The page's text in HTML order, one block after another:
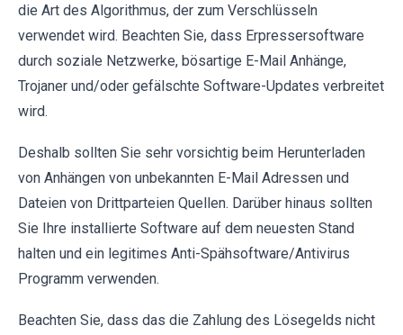
die Art des Algorithmus, der zum Verschlüsseln
verwendet wird. Beachten Sie, dass Erpressersoftware
durch soziale Netzwerke, bösartige E-Mail Anhänge,
Trojaner und/oder gefälschte Software-Updates verbreitet
wird.
Deshalb sollten Sie sehr vorsichtig beim Herunterladen
von Anhängen von unbekannten E-Mail Adressen und
Dateien von Drittparteien Quellen. Darüber hinaus sollten
Sie Ihre installierte Software auf dem neuesten Stand
halten und ein legitimes Anti-Spähsoftware/Antivirus
Programm verwenden.
Beachten Sie, dass das die Zahlung des Lösegelds nicht